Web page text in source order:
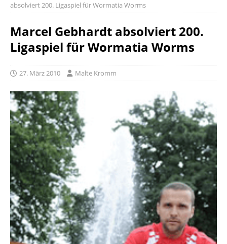
absolviert 200. Ligaspiel für Wormatia Worms
Marcel Gebhardt absolviert 200.
Ligaspiel für Wormatia Worms
27. März 2010 Malte Kromm